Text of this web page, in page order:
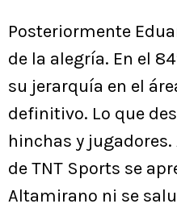
Posteriormente
de la alegría. En el
su jerarquía en el
definitivo. Lo que
hinchas y
de TNT Sports se
Altamirano ni se